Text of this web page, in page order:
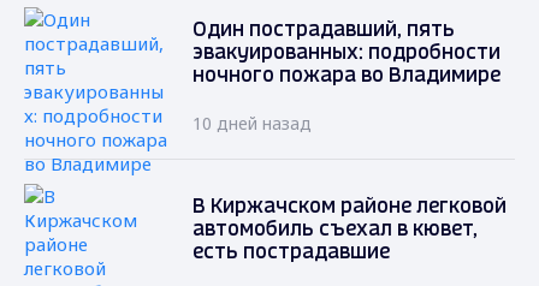
Один пострадавший, пять
эвакуированных: подробности
ночного пожара во Владимире
10 дней назад
В Киржачском районе легковой
автомобиль съехал в кювет,
есть пострадавшие